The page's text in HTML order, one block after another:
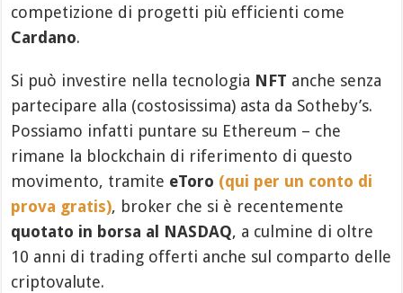
competizione di progetti più efficienti come
Cardano.
Si può investire nella tecnologia NFT anche senza
partecipare alla (costosissima) asta da Sotheby’s.
Possiamo infatti puntare su Ethereum – che
rimane la blockchain di riferimento di questo
movimento, tramite eToro (qui per un conto di
prova gratis), broker che si è recentemente
quotato in borsa al NASDAQ, a culmine di oltre
10 anni di trading offerti anche sul comparto delle
criptovalute.